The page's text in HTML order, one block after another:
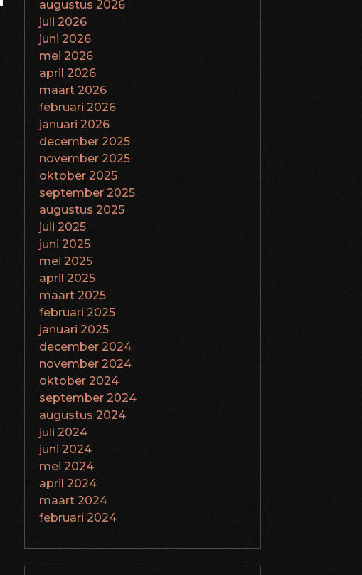
augustus 2026
juli 2026
juni 2026
mei 2026
april 2026
maart 2026
februari 2026
januari 2026
december 2025
november 2025
oktober 2025
september 2025
augustus 2025
juli 2025
juni 2025
mei 2025
april 2025
maart 2025
februari 2025
januari 2025
december 2024
november 2024
oktober 2024
september 2024
augustus 2024
juli 2024
juni 2024
mei 2024
april 2024
maart 2024
februari 2024